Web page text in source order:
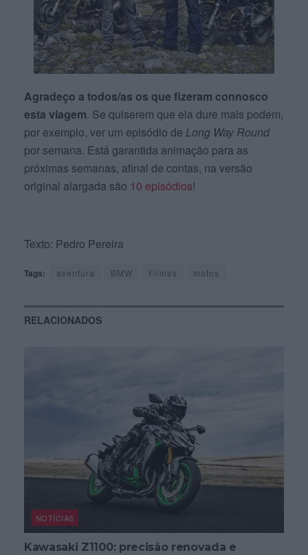
Agradeço a todos/as os que fizeram connosco
esta viagem. Se quiserem que ela dure mais podem,
por exemplo, ver um episódio de Long Way Round
por semana. Está garantida animação para as
próximas semanas, afinal de contas, na versão
original alargada são 10 episódios!
Texto: Pedro Pereira
Tags: aventura BMW Filmes motos
RELACIONADOS
NOTÍCIAS
Kawasaki Z1100: precisão renovada e